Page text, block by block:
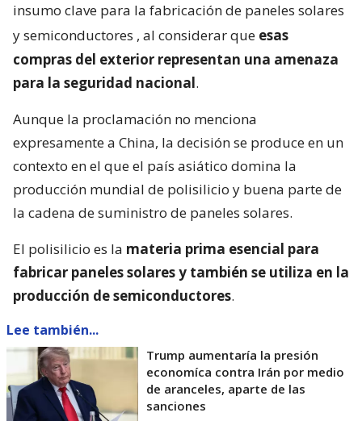
insumo clave para la fabricación de paneles solares
y semiconductores , al considerar que esas
compras del exterior representan una amenaza
para la seguridad nacional.
Aunque la proclamación no menciona
expresamente a China, la decisión se produce en un
contexto en el que el país asiático domina la
producción mundial de polisilicio y buena parte de
la cadena de suministro de paneles solares.
El polisilicio es la materia prima esencial para
fabricar paneles solares y también se utiliza en la
producción de semiconductores.
Lee también...
Trump aumentaría la presión
economíca contra Irán por medio
de aranceles, aparte de las
sanciones